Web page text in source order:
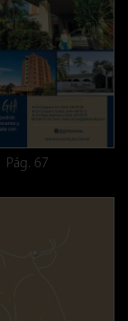
Pág. 67